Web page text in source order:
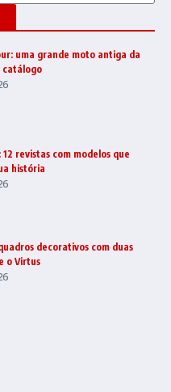
uma grande moto antiga da
catálogo
12 revistas com modelos que
história
decorativos com duas
o Virtus